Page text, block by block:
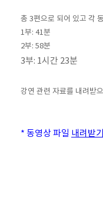
총 3편으로 되어 있고 각
1부: 41분
2부: 58분
3부: 1시간 23분
강연 관련 자료를 내려받
* 동영상 파일 내려받기